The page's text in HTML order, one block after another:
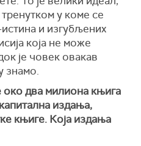
у коме се
и изгубљених
која не може
је човек овакав
знамо.
два милиона књига
издања,
књиге. Која издања